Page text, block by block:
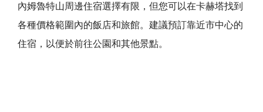
內姆魯特山周邊住宿選擇有限，但您可以在卡赫塔找到
各種價格範圍內的飯店和旅館。建議預訂靠近市中心的
住宿，以便於前往公園和其他景點。